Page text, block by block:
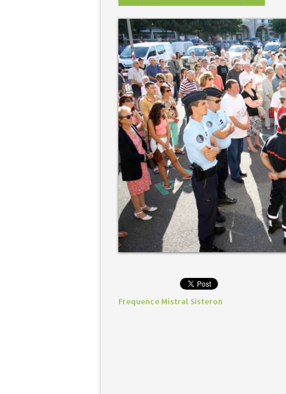
Frequence Mistral Sisteron